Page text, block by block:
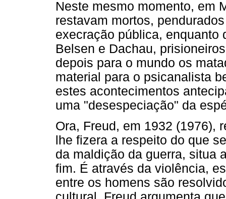
Neste mesmo momento, em
restavam mortos,
execração pública, enquanto
Belsen e Dachau,
depois para o mundo os
material para o psicanalista
estes acontecimentos
uma "desespeciação" da
Ora, Freud, em 1932 (1976),
lhe fizera a respeito do que
da maldição da guerra, situa
fim. É através da violência,
entre os homens são